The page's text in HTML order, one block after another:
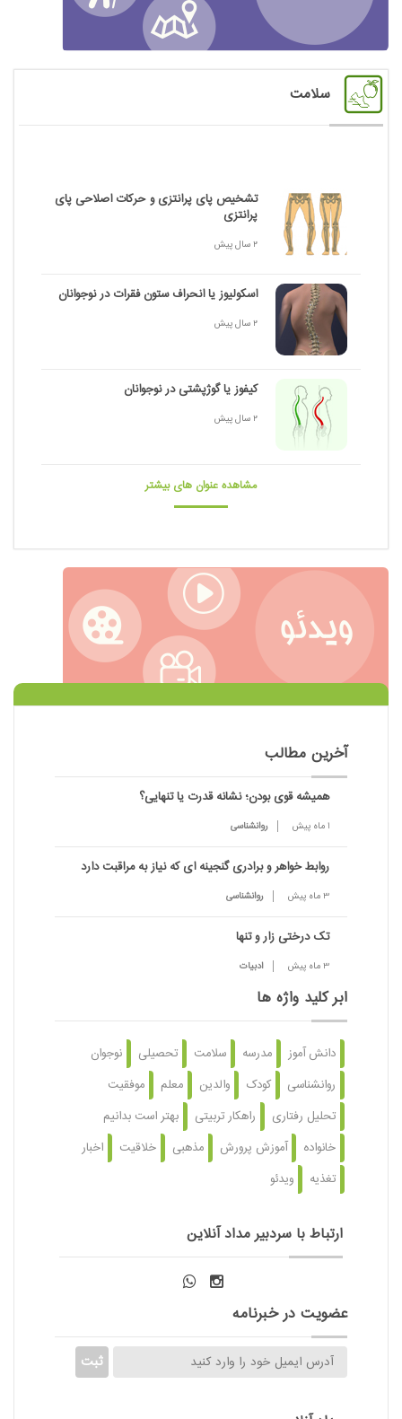
سلامت
تشخیص پای پرانتزی و حرکات اصلاحی پای
پرانتزی
2 سال پیش
اسکولیوز یا انحراف ستون فقرات در نوجوانان
2 سال پیش
کیفوز یا گوژپشتی در نوجوانان
2 سال پیش
مشاهده عنوان های بیشتر
آخرین مطالب
همیشه قوی بودن؛ نشانه قدرت یا تنهایی؟
1 ماه پیش روانشناسی
روابط خواهر و برادری گنجینه ای که نیاز به مراقبت دارد
3 ماه پیش روانشناسی
تک درختی زار و تنها
3 ماه پیش ادبیات
ابر کلید واژه ها
دانش آموز مدرسه سلامت تحصیلی
نوجوان
روانشناسی
کودک والدین معلم
موفقیت
تحلیل رفتاری
راهکار تربیتی
بهتر است بدانیم
خانواده
آموزش پرورش مذهبی خلاقیت
اخبار
تغذیه
ویدئو
ارتباط با سردبیر مداد آنلاین
عضویت در خبرنامه